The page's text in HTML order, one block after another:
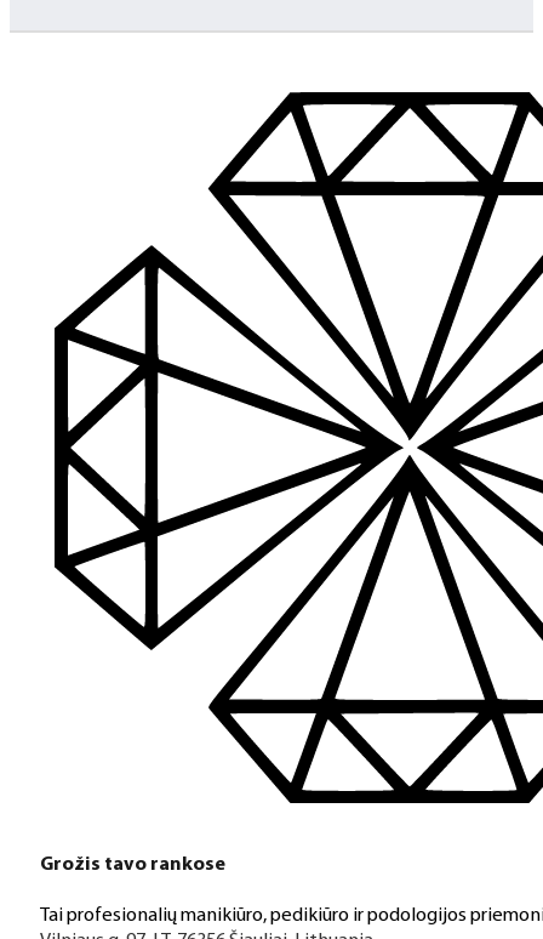
Grožis tavo rankose
Tai profesionalių manikiūro, pedikiūro ir podologijos